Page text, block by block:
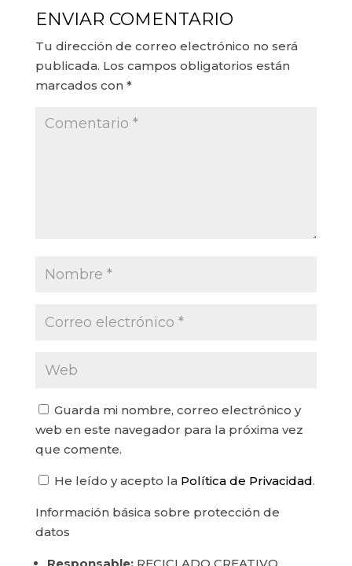
ENVIAR COMENTARIO
Tu dirección de correo electrónico no será
publicada. Los campos obligatorios están
marcados con *
Guarda mi nombre, correo electrónico y
web en este navegador para la próxima vez
que comente.
He leído y acepto la Política de Privacidad.
Información básica sobre protección de
datos